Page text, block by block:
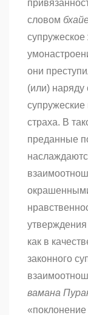
словом
они
(или) наряду
страха. В
преданные
как в
законного
вамана